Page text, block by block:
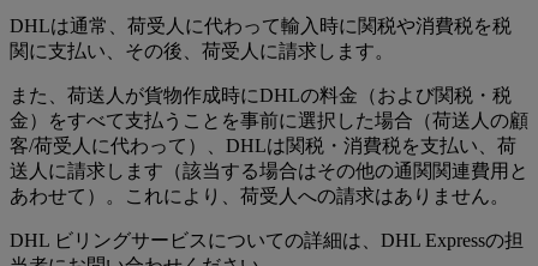
DHLは通常、荷受人に代わって輸入時に関税や消費税を税
関に支払い、その後、荷受人に請求します。
また、荷送人が貨物作成時にDHLの料金（および関税・税
金）をすべて支払うことを事前に選択した場合（荷送人の顧
客/荷受人に代わって）、DHLは関税・消費税を支払い、荷
送人に請求します（該当する場合はその他の通関関連費用と
あわせて）。これにより、荷受人への請求はありません。
DHL ビリングサービスについての詳細は、DHL Expressの担